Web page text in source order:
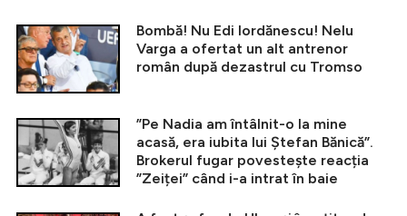
Bombă! Nu Edi Iordănescu! Nelu
Varga a ofertat un alt antrenor
român după dezastrul cu Tromso
”Pe Nadia am întâlnit-o la mine
acasă, era iubita lui Ștefan Bănică”.
Brokerul fugar povestește reacția
”Zeiței” când i-a intrat în baie